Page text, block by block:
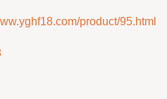
product/95.html